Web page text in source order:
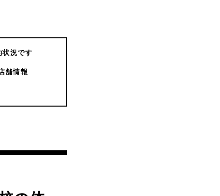
状況です
舗情報